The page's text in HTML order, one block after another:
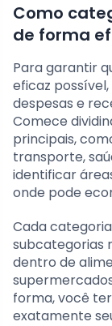
Como
de forma
Para garantir
eficaz
despesas e
Comece
principais,
transporte,
identificar
onde pode
Cada
subcategorias
dentro de
forma, você
exatamente